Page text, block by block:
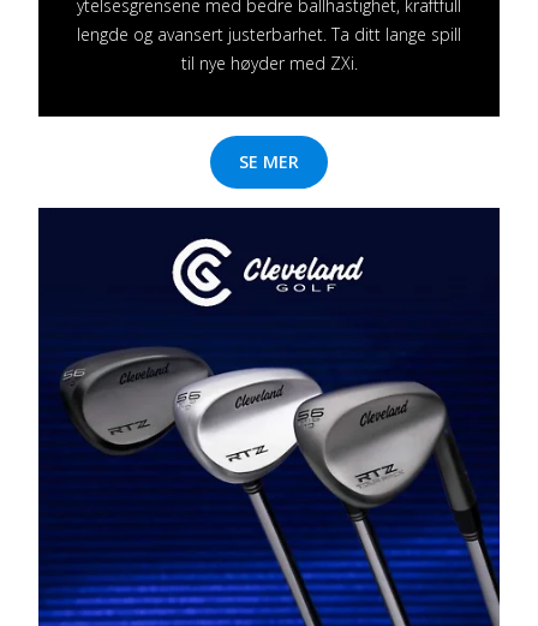
ytelsesgrensene med bedre ballhastighet, kraftfull
lengde og avansert justerbarhet. Ta ditt lange spill
til nye høyder med ZXi.
SE MER